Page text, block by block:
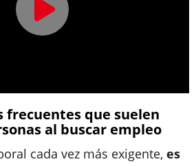
frecuentes que suelen
al buscar empleo
cada vez más exigente, es